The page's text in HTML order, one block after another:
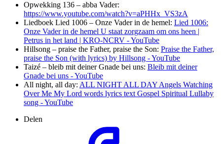
Opwekking 136 – abba Vader:
https://www.youtube.com/watch?v=aPHHx_VS3zA
Liedboek Lied 1006 – Onze Vader in de hemel: Lied 1006:
Onze Vader in de hemel U staat zorgzaam om ons heen |
Petrus in het land | KRO-NCRV - YouTube
Hillsong – praise the Father, praise the Son: Praise the Father,
praise the Son (with lyrics) by Hillsong - YouTube
Taizé – bleib mit deiner Gnade bei uns: Bleib mit deiner
Gnade bei uns - YouTube
All night, all day: ALL NIGHT ALL DAY Angels Watching
Over Me My Lord words lyrics text Gospel Spiritual Lullaby
song - YouTube
Delen